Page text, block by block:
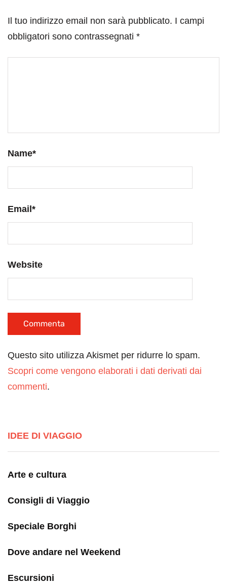
Il tuo indirizzo email non sarà pubblicato. I campi
obbligatori sono contrassegnati *
Name*
Email*
Website
Questo sito utilizza Akismet per ridurre lo spam.
Scopri come vengono elaborati i dati derivati dai
commenti.
IDEE DI VIAGGIO
Arte e cultura
Consigli di Viaggio
Speciale Borghi
Dove andare nel Weekend
Escursioni